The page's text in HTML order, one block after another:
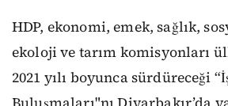
HDP, ekonomi, emek, sağlık,
ekoloji ve tarım komisyonları
2021 yılı boyunca sürdüreceği